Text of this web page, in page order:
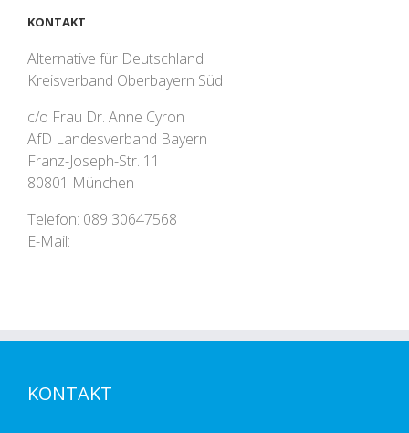
KONTAKT
Alternative für Deutschland
Kreisverband Oberbayern Süd
c/o Frau Dr. Anne Cyron
AfD Landesverband Bayern
Franz-Joseph-Str. 11
80801 München
Telefon: 089 30647568
E-Mail:
KONTAKT